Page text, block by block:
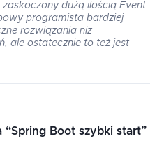
zaskoczony dużą ilością Event
programista bardziej
rozwiązania niż
ale ostatecznie to też jest
“Spring Boot szybki start”